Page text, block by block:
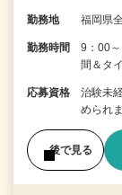
勤務地 福岡県
勤務時間
9：00
間＆タ
応募資格
治験未
められ
後で見る